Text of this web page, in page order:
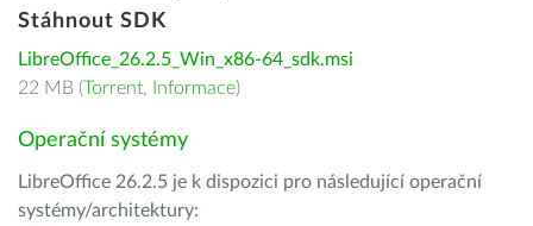
Stáhnout SDK
LibreOffice_26.2.5_Win_x86-64_sdk.msi
22 MB (Torrent, Informace)
Operační systémy
LibreOffice 26.2.5 je k dispozici pro následující operační
systémy/architektury: